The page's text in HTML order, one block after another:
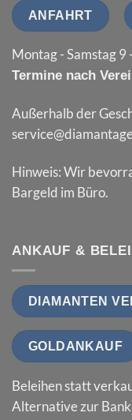
ANFAHRT
Montag - Samstag 9
Termine nach
Außerhalb der
Hinweis: Wir
Bargeld im Büro.
ANKAUF &
DIAMANTEN
GOLDANKAUF
Beleihen statt
Alternative zur